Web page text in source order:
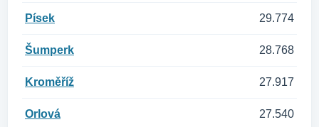
Písek 29.774
Šumperk 28.768
Kroměříž 27.917
Orlová 27.540